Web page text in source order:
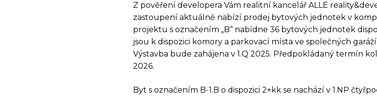
Z pověření developera Vám realitní kancelář ALLE
zastoupení aktuálně nabízí prodej bytových jednotek v
projektu s označením „B“ nabídne 36 bytových jednotek
jsou k dispozici komory a parkovací místa ve společných
Výstavba bude zahájena v 1.Q 2025. Předpokládaný termín
2026.
Byt s označením B-1.B o dispozici 2+kk se nachází v 1.NP